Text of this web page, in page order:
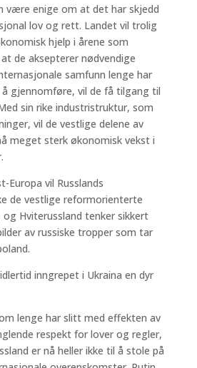
være enige om at det har skjedd
lov og rett. Landet vil trolig
hjelp i årene som
de aksepterer nødvendige
samfunn lenge har
gjennomføre, vil de få tilgang til
sin rike industristruktur, som
vil de vestlige delene av
meget sterk økonomisk vekst i
Europa vil Russlands
de vestlige reformorienterte
Hviterussland tenker sikkert
av russiske tropper som tar
inngrepet i Ukraina en dyr
lenge har slitt med effekten av
respekt for lover og regler,
er nå heller ikke til å stole på